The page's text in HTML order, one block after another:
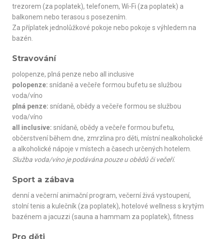
trezorem (za poplatek), telefonem, Wi-Fi (za poplatek) a
balkonem nebo terasou s posezením.
Za příplatek jednolůžkové pokoje nebo pokoje s výhledem na
bazén.
Stravování
polopenze, plná penze nebo all inclusive
polopenze: snídaně a večeře formou bufetu se službou
voda/víno
plná penze: snídaně, obědy a večeře formou se službou
voda/víno
all inclusive: snídaně, obědy a večeře formou bufetu,
občerstvení během dne, zmrzlina pro děti, místní nealkoholické
a alkoholické nápoje v místech a časech určených hotelem.
Služba voda/víno je podávána pouze u obědů či večeří.
Sport a zábava
denní a večerní animační program, večerní živá vystoupení,
stolní tenis a kulečník (za poplatek), hotelové wellness s krytým
bazénem a jacuzzi (sauna a hammam za poplatek), fitness
Pro děti